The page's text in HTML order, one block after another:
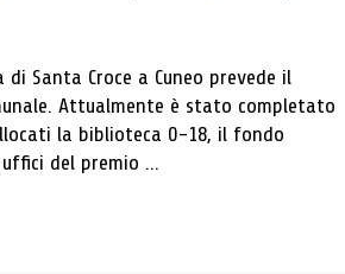
Santa Croce a Cuneo prevede il
Attualmente è stato completato
la biblioteca 0-18, il fondo
del premio ...